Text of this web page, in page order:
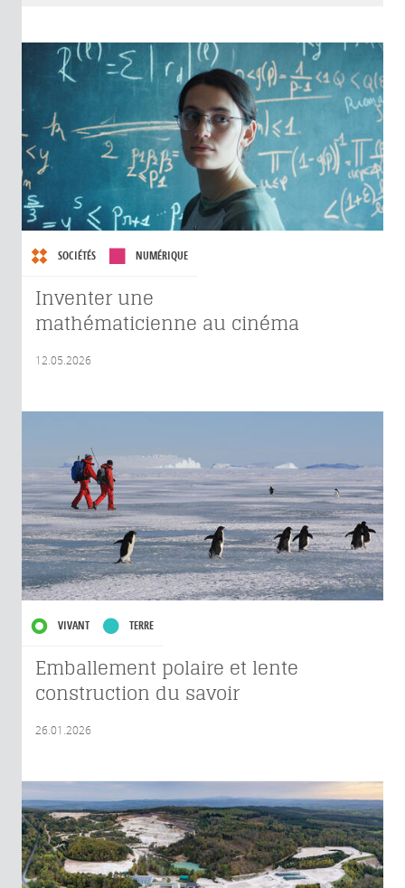
SOCIÉTÉS NUMÉRIQUE
Inventer une
mathématicienne au cinéma
12.05.2026
VIVANT TERRE
Emballement polaire et lente
construction du savoir
26.01.2026